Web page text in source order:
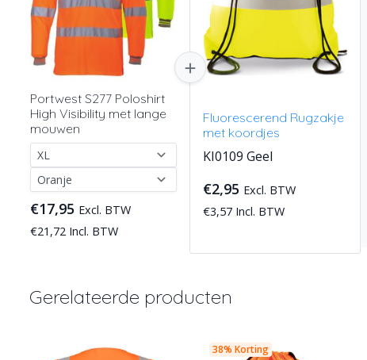
Portwest S277 Poloshirt
High Visibility met lange
mouwen
€17,95 Excl. BTW
€21,72 Incl. BTW
Fluorescerend Rugzakje
met koordjes
KI0109 Geel
€2,95 Excl. BTW
€3,57 Incl. BTW
Gerelateerde producten
38% Korting